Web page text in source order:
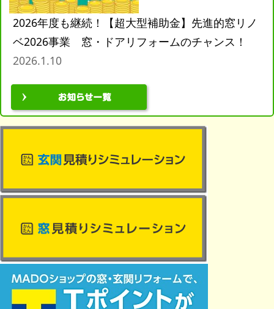
2026年度も継続！【超大型補助金】先進的窓リノ
ベ2026事業 窓・ドアリフォームのチャンス！
2026.1.10